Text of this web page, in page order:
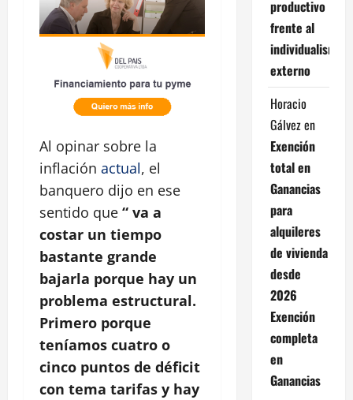
Al opinar sobre la
inflación actual, el
banquero dijo en ese
sentido que “ va a
costar un tiempo
bastante grande
bajarla porque hay un
problema estructural.
Primero porque
teníamos cuatro o
cinco puntos de déficit
con tema tarifas y hay
productivo
frente al
individualismo
externo
Horacio
Gálvezen
Exención
total en
Ganancias
para
alquileres
de vivienda
desde
2026
Exención
completa
en
Ganancias